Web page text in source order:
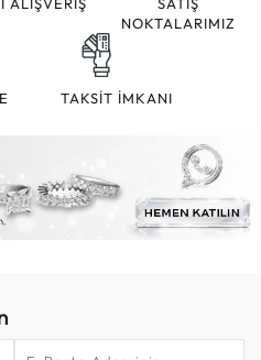
NOKTALARIMIZ
TAKSİT İMKANI